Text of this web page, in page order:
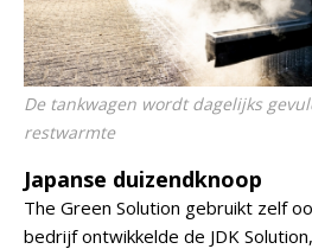
De tankwagen wordt dagelijks
restwarmte
Japanse duizendknoop
The Green Solution gebruikt zelf
bedrijf ontwikkelde de JDK